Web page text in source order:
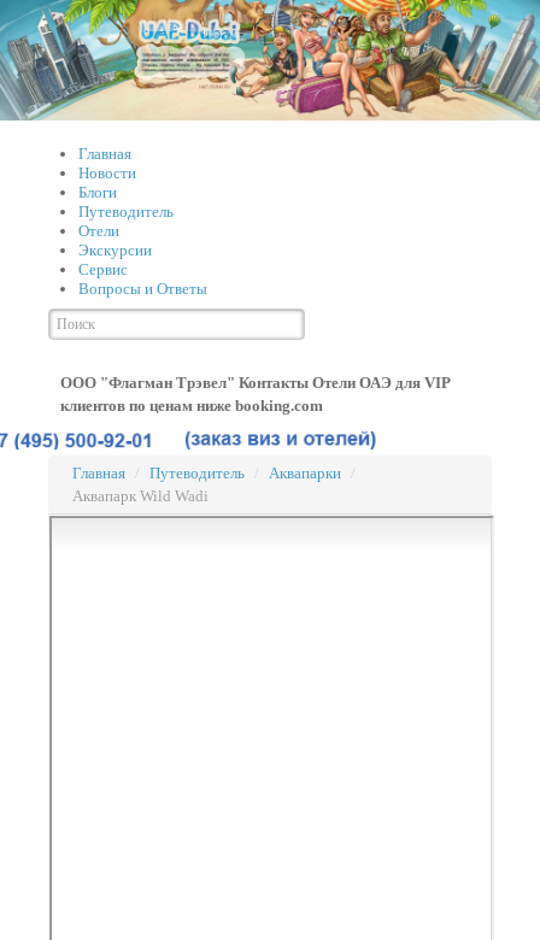
Главная
Новости
Блоги
Путеводитель
Отели
Экскурсии
Сервис
Вопросы и Ответы
ООО "Флагман Трэвел" Контакты Отели ОАЭ для VIP
клиентов по ценам ниже booking.com
Главная / Путеводитель / Аквапарки /
Аквапарк Wild Wadi